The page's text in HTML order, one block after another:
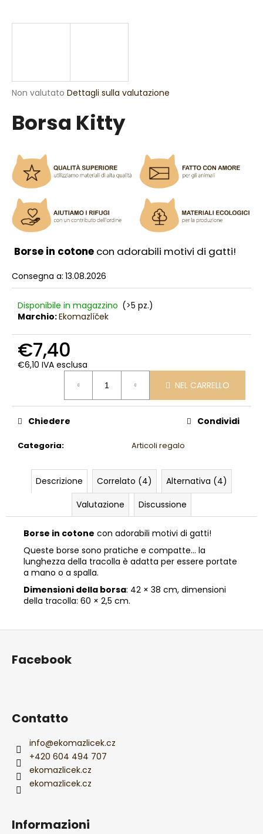
La
media
del
0,0
su
5
Non valutato Dettagli sulla valutazione
Borsa Kitty
Borse in cotone con adorabili motivi di gatti!
Consegna a: 13.08.2026
Disponibile in magazzino (>5 pz.)
Marchio:Ekomazlíček
€7,40
€6,10 IVA esclusa
NEL CARRELLO
Categoria: Articoli regalo
Chiedere Condividi
Descrizione Correlato (4)
Alternativa (4)
Valutazione
Discussione
Borse in cotone con adorabili motivi di gatti!
Queste borse sono pratiche e compatte… la
lunghezza della tracolla è adatta per essere portate
a mano o a spalla.
Dimensioni della borsa: 42 × 38 cm, dimensioni
della tracolla: 60 × 2,5 cm.
d
RICERCA
S
i
c
o
n
i
l
i
a
d
P
Facebook
Contatto
info@ekomazlicek.cz
+420 604 494 707
ekomazlicek.cz
ekomazlicek.cz
Informazioni